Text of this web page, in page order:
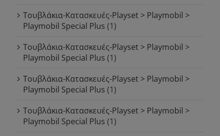
Τουβλάκια-Κατασκευές-Playset > Playmobil >
Playmobil Special Plus (1)
Τουβλάκια-Κατασκευές-Playset > Playmobil >
Playmobil Special Plus (1)
Τουβλάκια-Κατασκευές-Playset > Playmobil >
Playmobil Special Plus (1)
Τουβλάκια-Κατασκευές-Playset > Playmobil >
Playmobil Special Plus (1)